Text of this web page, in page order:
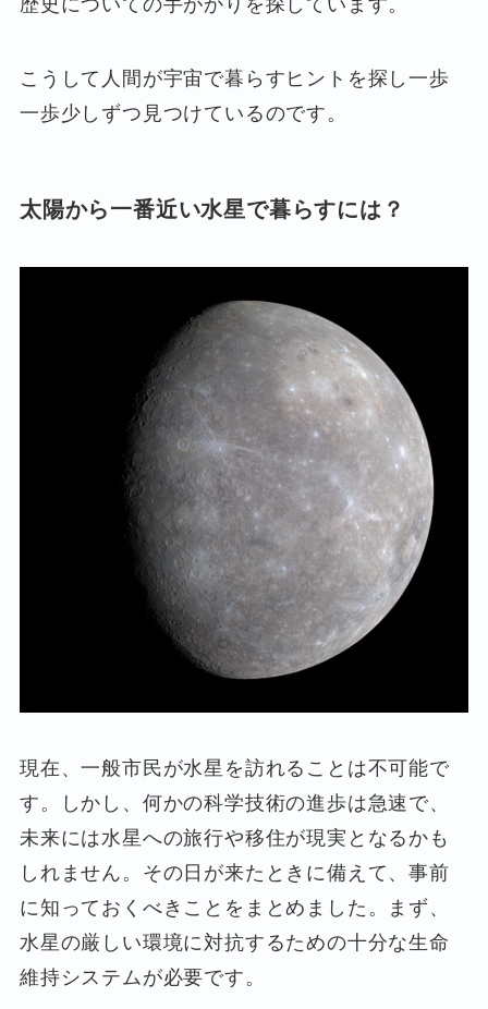
こうして人間が宇宙で暮らすヒントを探し一歩
一歩少しずつ見つけているのです。
太陽から一番近い水星で暮らすには？
現在、一般市民が水星を訪れることは不可能で
す。しかし、何かの科学技術の進歩は急速で、
未来には水星への旅行や移住が現実となるかも
しれません。その日が来たときに備えて、事前
に知っておくべきことをまとめました。まず、
水星の厳しい環境に対抗するための十分な生命
維持システムが必要です。